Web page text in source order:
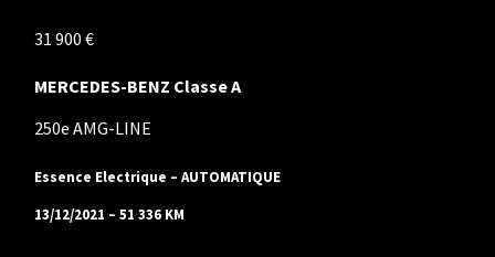
31 900 €
MERCEDES-BENZ Classe A
250e AMG-LINE
Essence Electrique – AUTOMATIQUE
13/12/2021 – 51 336 KM